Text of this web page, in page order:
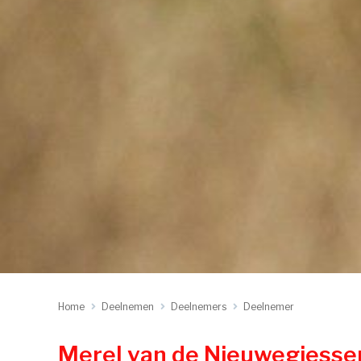
Home Deelnemen Deelnemers Deelnemer
Merel van de